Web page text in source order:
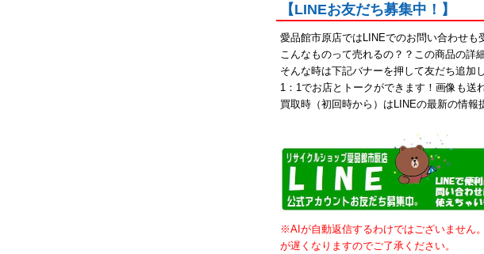
【LINEお友だち募集中！】
愛品館市原店ではLINEでのお問い合わせも
こんなものって売れるの？？この商品の詳
そんな時は下記バナーを押して友だち追加
1：1でお店とトークができます！画像も送
買取時（初回時から）はLINEの最新の情
※AIが自動返信するわけではございません
が遅くなりますのでご了承ください。